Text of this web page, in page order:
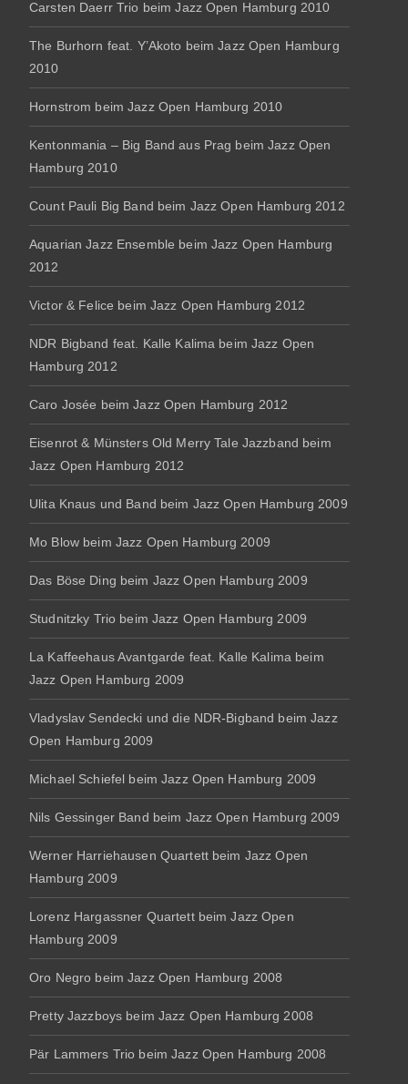
Carsten Daerr Trio beim Jazz Open Hamburg 2010
The Burhorn feat. Y’Akoto beim Jazz Open Hamburg
2010
Hornstrom beim Jazz Open Hamburg 2010
Kentonmania – Big Band aus Prag beim Jazz Open
Hamburg 2010
Count Pauli Big Band beim Jazz Open Hamburg 2012
Aquarian Jazz Ensemble beim Jazz Open Hamburg
2012
Victor & Felice beim Jazz Open Hamburg 2012
NDR Bigband feat. Kalle Kalima beim Jazz Open
Hamburg 2012
Caro Josée beim Jazz Open Hamburg 2012
Eisenrot & Münsters Old Merry Tale Jazzband beim
Jazz Open Hamburg 2012
Ulita Knaus und Band beim Jazz Open Hamburg 2009
Mo Blow beim Jazz Open Hamburg 2009
Das Böse Ding beim Jazz Open Hamburg 2009
Studnitzky Trio beim Jazz Open Hamburg 2009
La Kaffeehaus Avantgarde feat. Kalle Kalima beim
Jazz Open Hamburg 2009
Vladyslav Sendecki und die NDR-Bigband beim Jazz
Open Hamburg 2009
Michael Schiefel beim Jazz Open Hamburg 2009
Nils Gessinger Band beim Jazz Open Hamburg 2009
Werner Harriehausen Quartett beim Jazz Open
Hamburg 2009
Lorenz Hargassner Quartett beim Jazz Open
Hamburg 2009
Oro Negro beim Jazz Open Hamburg 2008
Pretty Jazzboys beim Jazz Open Hamburg 2008
Pär Lammers Trio beim Jazz Open Hamburg 2008